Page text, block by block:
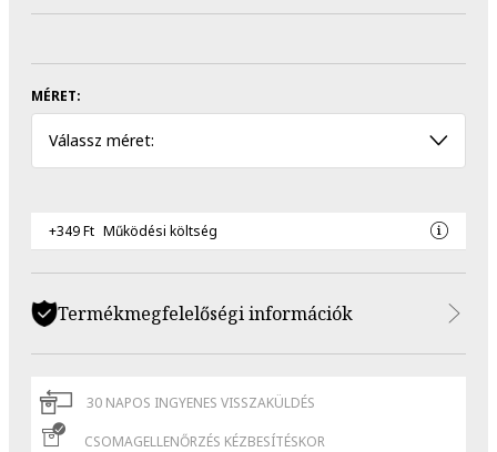
MÉRET:
Válassz méret:
+349 Ft Működési költség
Termékmegfelelőségi információk
30 NAPOS INGYENES VISSZAKÜLDÉS
CSOMAGELLENŐRZÉS KÉZBESÍTÉSKOR